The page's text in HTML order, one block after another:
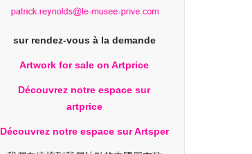
sur rendez-vous à la demande
Artwork for sale on Artprice
Découvrez notre espace sur
artprice
Découvrez notre espace sur Artsper